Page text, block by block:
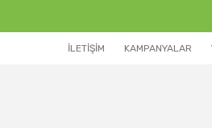
İLETİŞİM KAMPANYALAR